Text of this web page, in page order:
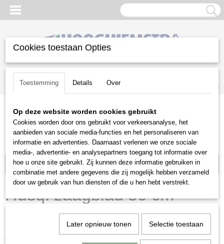
Inloggen Registreren
(0)
Home >Snoeien en Zagen> Kettingzagen | toebehoren
Zaagbladen>Husqvarna >Husq. zaagblad 50 cm 1.5mm 3/8"
Voorraad: 1
Husq. zaagblad 50 cm
1.5mm 3/8"
€ 73,00 € 65,70
Cookies toestaan Opties
Toestemming Details Over
Op deze website worden cookies gebruikt
Cookies worden door ons gebruikt voor verkeersanalyse, het
aanbieden van sociale media-functies en het personaliseren van
informatie en advertenties. Daarnaast verlenen we onze sociale
media-, advertentie- en analysepartners toegang tot informatie over
hoe u onze site gebruikt. Zij kunnen deze informatie gebruiken in
combinatie met andere gegevens die zij mogelijk hebben verzameld
door uw gebruik van hun diensten of die u hen hebt verstrekt.
Later opnieuw tonen Selectie toestaan